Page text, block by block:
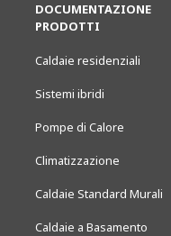
DOCUMENTAZIONE
PRODOTTI
Caldaie residenziali
Sistemi ibridi
Pompe di Calore
Climatizzazione
Caldaie Standard Murali
Caldaie a Basamento